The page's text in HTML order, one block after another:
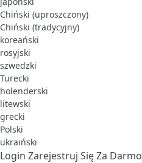
Chiński (uproszczony)
Chiński (tradycyjny)
koreański
rosyjski
szwedzki
Turecki
holenderski
litewski
grecki
Polski
ukraiński
Login Zarejestruj Się Za Darmo